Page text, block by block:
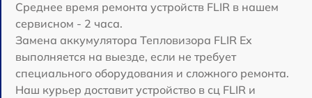
Среднее время ремонта устройств FLIR в нашем
сервисном - 2 часа.
Замена аккумулятора Тепловизора FLIR Ex
выполняется на выезде, если не требует
специального оборудования и сложного ремонта.
Наш курьер доставит устройство в сц FLIR и